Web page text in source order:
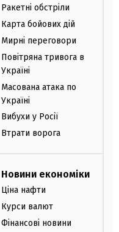
Ракетні обстріли
Карта бойових дій
Мирні переговори
Повітряна тривога в
Україні
Масована атака по
Україні
Вибухи у Росії
Втрати ворога
Новини економіки
Ціна нафти
Курси валют
Фінансові новини